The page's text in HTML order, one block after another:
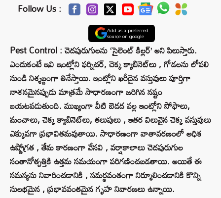
Follow Us :
Add as a preferred
source on google
Pest Control : చెదపురుగులను ‘సైలెంట్ కిల్లర్’ అని పిలుస్తారు.
ఎందుకంటే ఇవి ఇంట్లోని ఫర్నిచర్, చెక్క క్యాబినెట్‌లు , గోడలను లోపలి
నుండి నిశ్శబ్దంగా తినేస్తాయి. ఇంట్లోని ఖరీదైన వస్తువులు పూర్తిగా
నాశనమైనప్పుడు మాత్రమే సాధారణంగా జరిగిన నష్టం
బయటపడుతుంది. ముఖ్యంగా వీటి బెడద వల్ల ఇంట్లోని సోఫాలు,
మంచాలు, చెక్క క్యాబినెట్‌లు, తలుపులు , ఇతర విలువైన చెక్క వస్తువులు
ఎక్కువగా ప్రభావితమవుతాయి. సాధారణంగా వాతావరణంలో అధిక
ఉష్ణోగ్రత , తేమ కారణంగా వేసవి , వర్షాకాలాలు చెదపురుగుల
సంతానోత్పత్తికి ఉత్తమ సమయంగా పరిగణించబడతాయి. అయితే ఈ
సమస్యను నివారించడానికి , సమర్థవంతంగా నిర్మూలించడానికి కొన్ని
సులభమైన , ప్రభావవంతమైన గృహ నివారణలు ఉన్నాయి.